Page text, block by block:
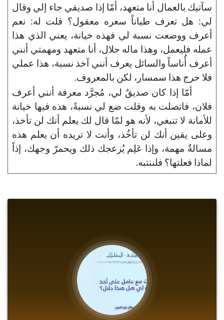
سآتيك بالعمال أنا متعهد، أمّا إذا صديقي جاء إلي وقال
لي: هل تعرف طياناً سعره معقول؟ قلت له: نعم
أعرف ووضعت نسبة لي فهذه خيانة، يعني الذي هذا
عمله فليعمل، وهذا ماله حلال، أنا متعهد ومهمتي أنني
أعرف أُناساً والسائل يعرف أنني آخذ نسبة، هذا عملي
فلا حرج هذا سمسار، لكن بالمعروف.
أمّا إذا كان صديقٌ لي، مُجرَّد معرفة أنني أعرف
فلان، فاتصلت به وقلت ضع لي نسبةً، هذه فيها خيانة
للأمانة لا تنبغي، لأنه هو لمّا قال لك يعلم أنك لن تأخذ،
وعلى يقين أنك لن تأخُذ، وأنت لا تريده أن يعلم هذه
مسالةٌ مهمة، وإذا عَلِم يُزعجك ذلك ويحمرّ وجهك، إذاً
لماذا فعلتها؟ فلننتبه.